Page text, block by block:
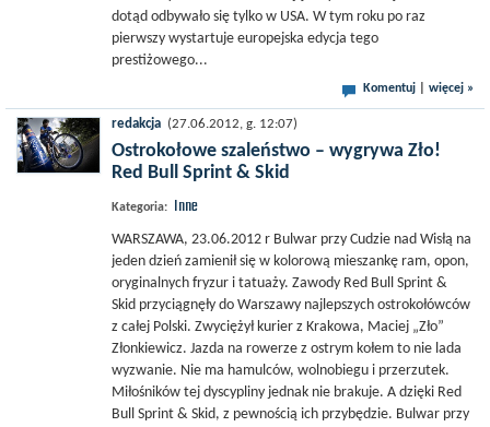
dotąd odbywało się tylko w USA. W tym roku po raz
pierwszy wystartuje europejska edycja tego
prestiżowego...
Komentuj więcej »
redakcja (27.06.2012, g. 12:07)
Ostrokołowe szaleństwo – wygrywa Zło!
Red Bull Sprint & Skid
Kategoria: Inne
WARSZAWA, 23.06.2012 r Bulwar przy Cudzie nad Wisłą na
jeden dzień zamienił się w kolorową mieszankę ram, opon,
oryginalnych fryzur i tatuaży. Zawody Red Bull Sprint &
Skid przyciągnęły do Warszawy najlepszych ostrokołówców
z całej Polski. Zwyciężył kurier z Krakowa, Maciej „Zło”
Złonkiewicz. Jazda na rowerze z ostrym kołem to nie lada
wyzwanie. Nie ma hamulców, wolnobiegu i przerzutek.
Miłośników tej dyscypliny jednak nie brakuje. A dzięki Red
Bull Sprint & Skid, z pewnością ich przybędzie. Bulwar przy